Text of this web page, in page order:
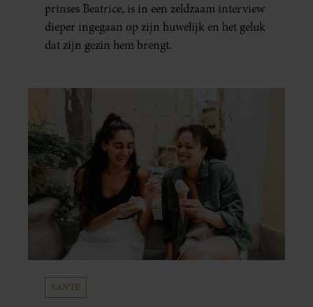
prinses Beatrice, is in een zeldzaam interview
dieper ingegaan op zijn huwelijk en het geluk
dat zijn gezin hem brengt.
SANTE